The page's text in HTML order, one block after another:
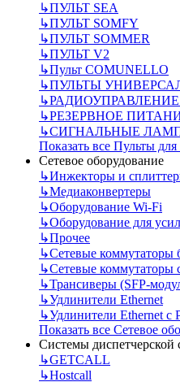
↳ПУЛЬТ SEA
↳ПУЛЬТ SOMFY
↳ПУЛЬТ SOMMER
↳ПУЛЬТ V2
↳Пульт СOMUNELLO
↳ПУЛЬТЫ
↳
↳РЕЗЕРВНОЕ
↳СИГНАЛЬНЫЕ
Показать все Пульты
Сетевое оборудование
↳Инжекторы и
↳Медиаконвертеры
↳Оборудование Wi-Fi
↳Оборудование для
↳Прочее
↳Сетевые коммутаторы
↳Сетевые коммутаторы
↳Трансиверы (SFP-
↳Удлинители Ethernet
↳Удлинители Ethernet с
Показать все Сетевое
Системы диспетчерской
↳GETCALL
↳Hostcall